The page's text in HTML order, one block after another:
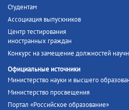
Студентам
Ассоциация выпускников
Центр тестирования
иностранных граждан
Конкурс на замещение должностей
Официальные источники
Министерство науки и высшего
Министерство просвещения
Портал «Российское образование»